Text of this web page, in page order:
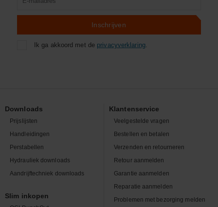
Inschrijven
Ik ga akkoord met de privacyverklaring.
Downloads
Prijslijsten
Handleidingen
Perstabellen
Hydrauliek downloads
Aandrijftechniek downloads
Slim inkopen
Klantenservice
Veelgestelde vragen
Bestellen en betalen
Verzenden en retourneren
Retour aanmelden
Garantie aanmelden
Reparatie aanmelden
Problemen met bezorging melden